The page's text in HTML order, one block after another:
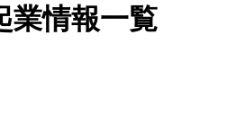
業情報一覧